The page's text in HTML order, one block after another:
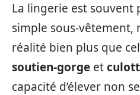
La lingerie est souvent
simple sous-vêtement,
réalité bien plus que
soutien-gorge et
capacité d’élever non